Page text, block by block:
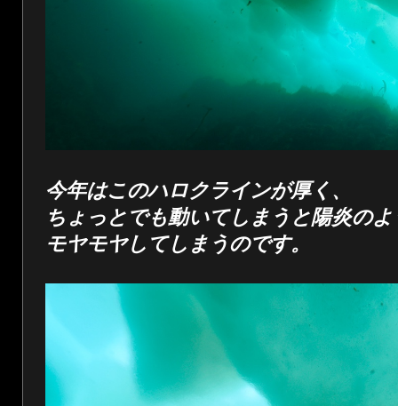
今年はこのハロクラインが厚く、
ちょっとでも動いてしまうと陽炎のよ
モヤモヤしてしまうのです。